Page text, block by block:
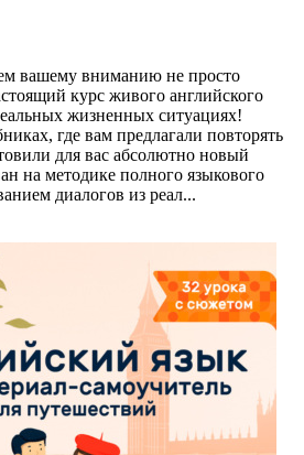
вашему вниманию не просто
курс живого английского
жизненных ситуациях!
где вам предлагали повторять
для вас абсолютно новый
на методике полного языкового
диалогов из реал...